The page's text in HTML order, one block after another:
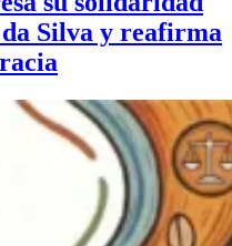
Silva y reafirma